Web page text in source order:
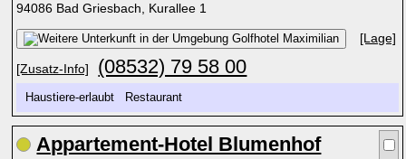
94086 Bad Griesbach, Kurallee 1
[Lage]
[Zusatz-Info] (08532) 79 58 00
Haustiere-erlaubt Restaurant
Appartement-Hotel Blumenhof